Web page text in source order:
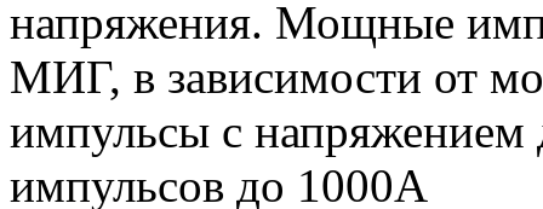
напряжения. Мощные
МИГ, в зависимости от
импульсы c
импульсов до 1000А